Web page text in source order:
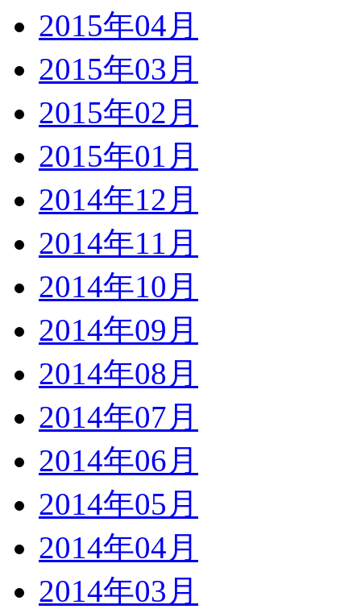
2015年04月
2015年03月
2015年02月
2015年01月
2014年12月
2014年11月
2014年10月
2014年09月
2014年08月
2014年07月
2014年06月
2014年05月
2014年04月
2014年03月